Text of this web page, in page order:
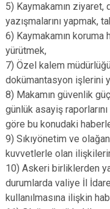
5) Kaymakamın ziyaret,
yazışmalarını yapmak,
6) Kaymakamın
yürütmek,
7) Özel kalem
dokümantasyon işlerini
8) Makamın güvenlik
günlük asayiş
göre bu konudaki
9) Sıkıyönetim ve
kuvvetlerle olan
10) Askeri birliklerden
durumlarda valiye İl
kullanılmasına ilişkin